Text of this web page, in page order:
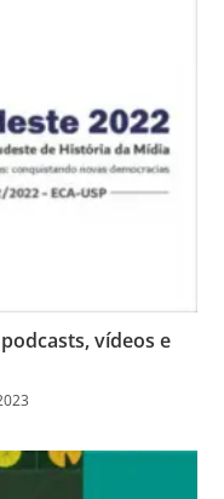
podcasts, vídeos e